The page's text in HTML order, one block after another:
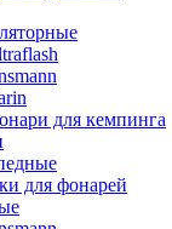
для кемпинга
для фонарей